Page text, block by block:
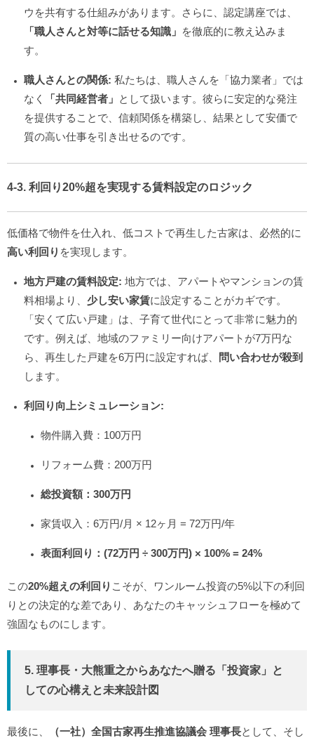
ウを共有する仕組みがあります。さらに、認定講座では、
「職人さんと対等に話せる知識」 を徹底的に教え込みま
す。
職人さんとの関係: 私たちは、職人さんを「協力業者」では
なく
「共同経営者」 として扱います。彼らに安定的な発注
を提供することで、信頼関係を構築し、結果として安価で
質の高い仕事を引き出せるのです。
4-3. 利回り20%超を実現する賃料設定のロジック
低価格で物件を仕入れ、低コストで再生した古家は、必然的に
高い利回り を実現します。
地方戸建の賃料設定: 地方では、アパートやマンションの賃
料相場より、 少し安い家賃に設定することがカギです。
「安くて広い戸建」は、子育て世代にとって非常に魅力的
です。例えば、地域のファミリー向けアパートが7万円な
ら、再生した戸建を6万円に設定すれば、
問い合わせが殺到
します。
利回り向上シミュレーション:
物件購入費：100万円
リフォーム費：200万円
総投資額：300万円
家賃収入：6万円/月 × 12ヶ月 = 72万円/年
表面利回り：(72万円 ÷ 300万円) × 100% = 24%
この20%超えの利回り こそが、ワンルーム投資の5%以下の利回
りとの決定的な差であり、あなたのキャッシュフローを極めて
強固なものにします。
5. 理事長・大熊重之からあなたへ贈る「投資家」と
しての心構えと未来設計図
最後に、 （一社）全国古家再生推進協議会 理事長として、そし